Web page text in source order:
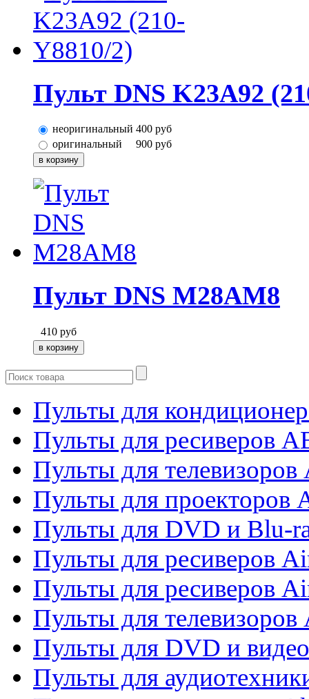
Пульт DNS K23A92
неоригинальный 400 руб
оригинальный
900 руб
Пульт DNS M28AM8
410 руб
Пульты для
Пульты для ресиверов
Пульты для телевизоров
Пульты для проекторов
Пульты для DVD и Blu-
Пульты для ресиверов
Пульты для ресиверов
Пульты для телевизоров
Пульты для DVD и
Пульты для